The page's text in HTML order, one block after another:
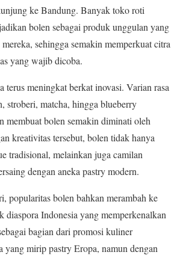
ke Bandung. Banyak toko roti
bolen sebagai produk unggulan yang
sehingga semakin memperkuat citra
yang wajib dicoba.
terus meningkat berkat inovasi. Varian rasa
stroberi, matcha, hingga blueberry
membuat bolen semakin diminati oleh
kreativitas tersebut, bolen tidak hanya
tradisional, melainkan juga camilan
dengan aneka pastry modern.
popularitas bolen bahkan merambah ke
diaspora Indonesia yang memperkenalkan
bagian dari promosi kuliner
yang mirip pastry Eropa, namun dengan